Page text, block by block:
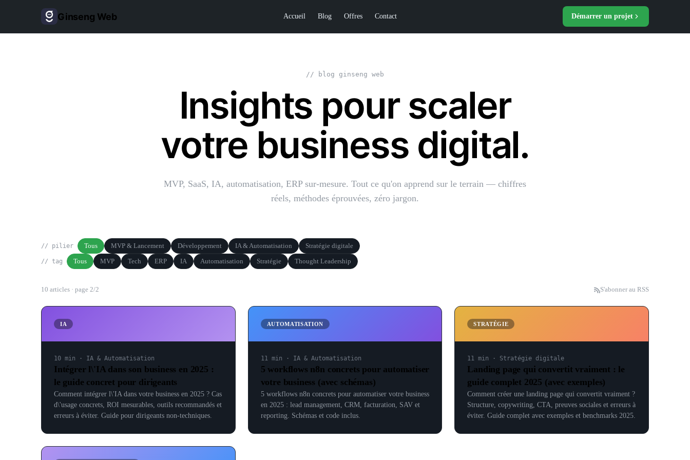
Ginseng Web Accueil Blog Offres Contact Démarrer un projet
// blog ginseng web
Insights pour scaler
votre business digital.
MVP, SaaS, IA, automatisation, ERP sur-mesure. Tout ce qu'on apprend sur le terrain — chiffres
réels, méthodes éprouvées, zéro jargon.
// pilier Tous MVP & Lancement Développement IA & Automatisation Stratégie digitale
// tag Tous MVP Tech ERP IA Automatisation Stratégie Thought Leadership
10 articles · page 2/2 S'abonner au RSS
IA
10 min · IA & Automatisation
Intégrer l\'IA dans son business en 2025 :
le guide concret pour dirigeants
Comment intégrer l\'IA dans votre business en 2025 ? Cas
d\'usage concrets, ROI mesurables, outils recommandés et
erreurs à éviter. Guide pour dirigeants non-techniques.
AUTOMATISATION
11 min · IA & Automatisation
5 workflows n8n concrets pour automatiser
votre business (avec schémas)
5 workflows n8n concrets pour automatiser votre business
en 2025 : lead management, CRM, facturation, SAV et
reporting. Schémas et code inclus.
STRATÉGIE
11 min · Stratégie digitale
Landing page qui convertit vraiment : le
guide complet 2025 (avec exemples)
Comment créer une landing page qui convertit vraiment ?
Structure, copywriting, CTA, preuves sociales et erreurs à
éviter. Guide complet avec exemples et benchmarks 2025.